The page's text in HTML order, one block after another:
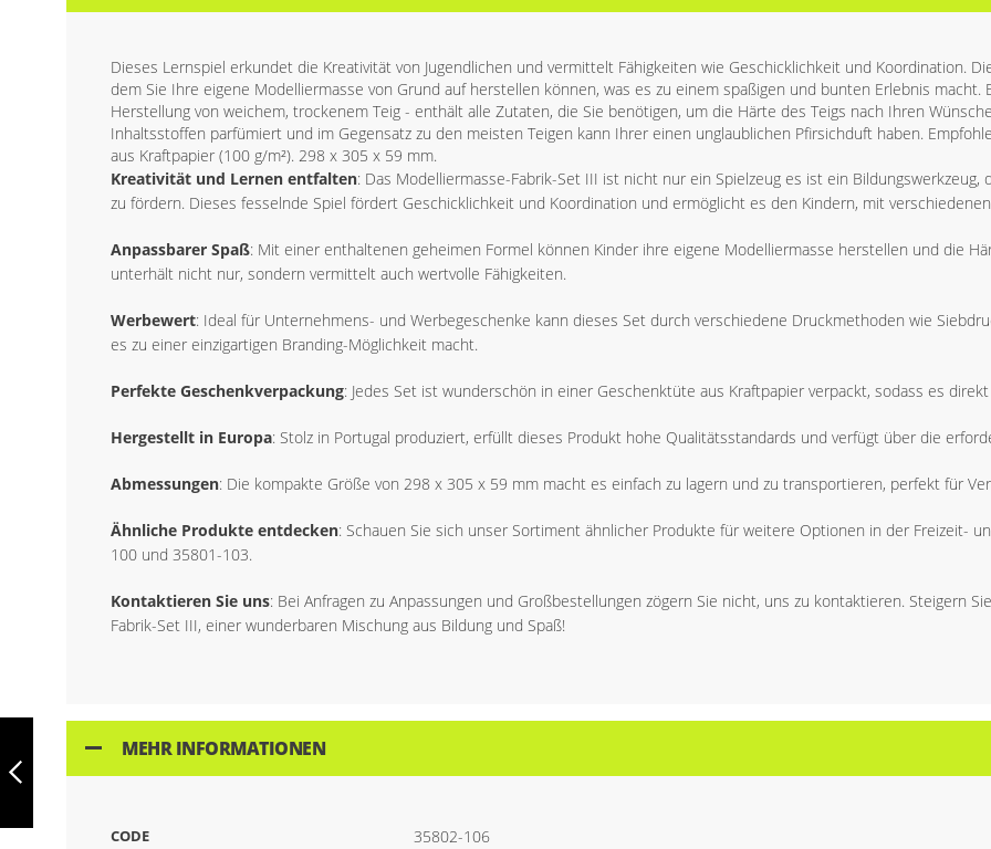
MODELLIERMASSE-
FABRIKSET I,
100
Dieses Lernspiel erkundet die Kreativität von Jugendlichen und vermittelt Fähigkeiten wie Geschicklichkeit und Koordination.
dem Sie Ihre eigene Modelliermasse von Grund auf herstellen können, was es zu einem spaßigen und bunten Erlebnis
Herstellung von weichem, trockenem Teig - enthält alle Zutaten, die Sie benötigen, um die Härte des Teigs nach Ihren
Inhaltsstoffen parfümiert und im Gegensatz zu den meisten Teigen kann Ihrer einen unglaublichen Pfirsichduft haben.
aus Kraftpapier (100 g/m²). 298 x 305 x 59 mm.
Kreativität und Lernen entfalten: Das Modelliermasse-Fabrik-Set III ist nicht nur ein Spielzeug es ist ein Bildungswerkzeug,
zu fördern. Dieses fesselnde Spiel fördert Geschicklichkeit und Koordination und ermöglicht es den Kindern, mit
Anpassbarer Spaß: Mit einer enthaltenen geheimen Formel können Kinder ihre eigene Modelliermasse herstellen und die
unterhält nicht nur, sondern vermittelt auch wertvolle Fähigkeiten.
Werbewert: Ideal für Unternehmens- und Werbegeschenke kann dieses Set durch verschiedene Druckmethoden wie
es zu einer einzigartigen Branding-Möglichkeit macht.
Perfekte Geschenkverpackung: Jedes Set ist wunderschön in einer Geschenktüte aus Kraftpapier verpackt, sodass es
Hergestellt in Europa: Stolz in Portugal produziert, erfüllt dieses Produkt hohe Qualitätsstandards und verfügt über die
Abmessungen: Die kompakte Größe von 298 x 305 x 59 mm macht es einfach zu lagern und zu transportieren, perfekt für
Ähnliche Produkte entdecken: Schauen Sie sich unser Sortiment ähnlicher Produkte für weitere Optionen in der Freizeit-
100 und 35801-103.
Kontaktieren Sie uns: Bei Anfragen zu Anpassungen und Großbestellungen zögern Sie nicht, uns zu kontaktieren. Steigern
Fabrik-Set III, einer wunderbaren Mischung aus Bildung und Spaß!
MEHR INFORMATIONEN
CODE 35802-106